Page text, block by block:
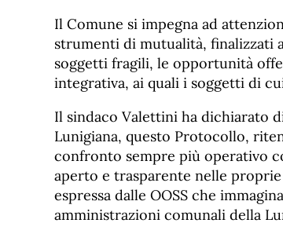
Il Comune si impegna ad
strumenti di mutualità, finalizzati
soggetti fragili, le opportunità
integrativa, ai quali i soggetti di
Il sindaco Valettini ha dichiarato
Lunigiana, questo Protocollo,
confronto sempre più operativo
aperto e trasparente nelle
espressa dalle OOSS che
amministrazioni comunali della